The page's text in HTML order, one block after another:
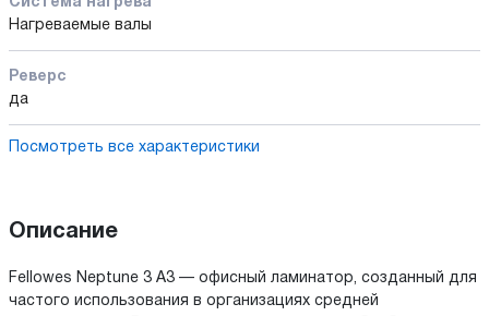
Cистема нагрева
Нагреваемые валы
Реверс
да
Посмотреть все характеристики
Описание
Fellowes Neptune 3 А3 — офисный ламинатор, созданный для
частого использования в организациях средней